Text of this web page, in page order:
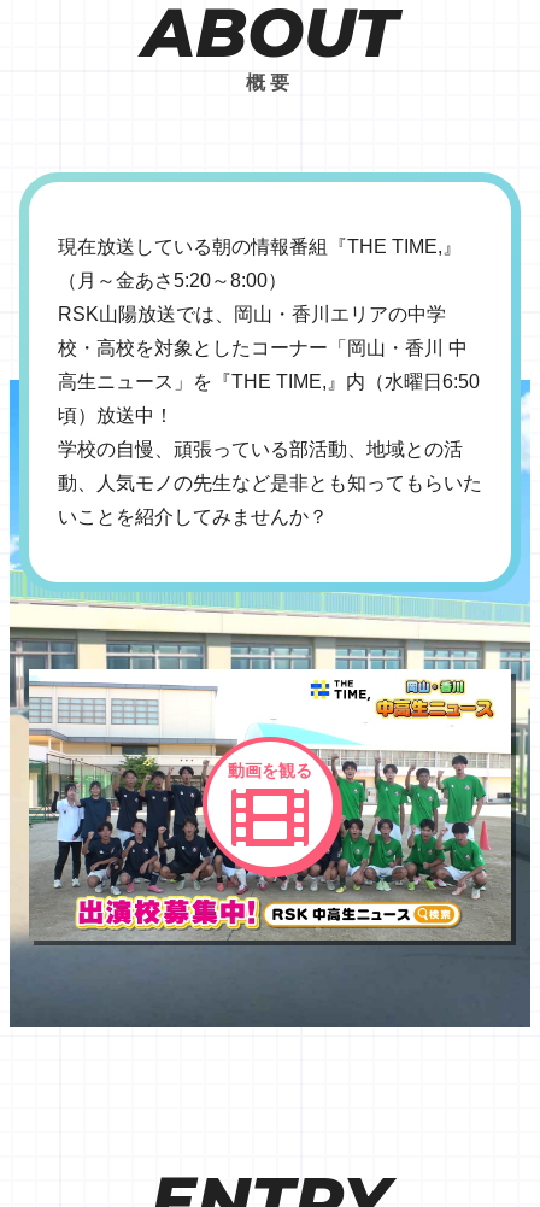
概要
現在放送している朝の情報番組『THE TIME,』
（月～金あさ5:20～8:00）
RSK山陽放送では、
岡山・香川エリアの中学
校・高校を対象としたコーナー 「岡山・香川 中
高生ニュース」を『THE TIME,』内（水曜日6:50
頃） 放送中！
学校の自慢、 頑張っている部活動、 地域との活
動、
人気モノの先生など是非とも知ってもらいた
いことを紹介してみませんか？
動画を観る